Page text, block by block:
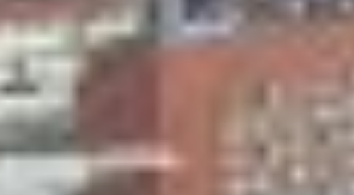
Skeittihalli
Varhaiskasvatus
Ateria- ja välipalamaksut